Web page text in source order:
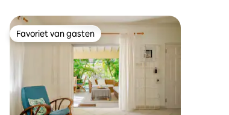
Favoriet van gasten
Favoriet van gasten